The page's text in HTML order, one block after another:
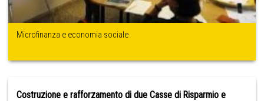
Microfinanza e economia sociale
Costruzione e rafforzamento di due Casse di Risparmio e